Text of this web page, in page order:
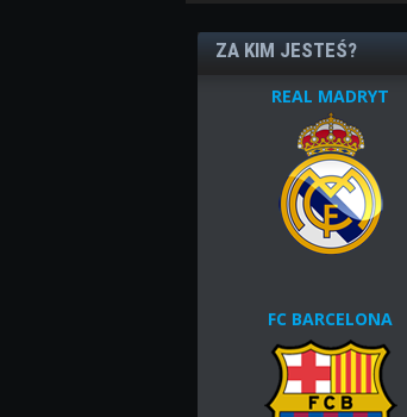
ZA KIM JESTEŚ?
REAL MADRYT
FC BARCELONA